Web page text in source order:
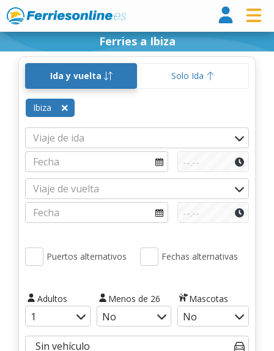
Ferries a Ibiza
Ida y vuelta Solo Ida
Ibiza
Puertos alternativos Fechas alternativas
Adultos Menos de 26 Mascotas